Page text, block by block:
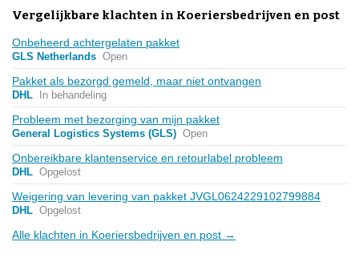
Vergelijkbare klachten in Koeriersbedrijven en post
Onbeheerd achtergelaten pakket
GLS Netherlands Open
Pakket als bezorgd gemeld, maar niet ontvangen
DHL In behandeling
Probleem met bezorging van mijn pakket
General Logistics Systems (GLS) Open
Onbereikbare klantenservice en retourlabel probleem
DHL Opgelost
Weigering van levering van pakket JVGL0624229102799884
DHL Opgelost
Alle klachten in Koeriersbedrijven en post →